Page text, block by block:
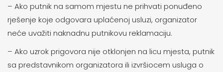
– Ako putnik na samom mjestu ne prihvati ponuđeno
rješenje koje odgovara uplaćenoj usluzi, organizator
neće uvažiti naknadnu putnikovu reklamaciju.
– Ako uzrok prigovora nije otklonjen na licu mjesta, putnik
sa predstavnikom organizatora ili izvršiocem usluga o